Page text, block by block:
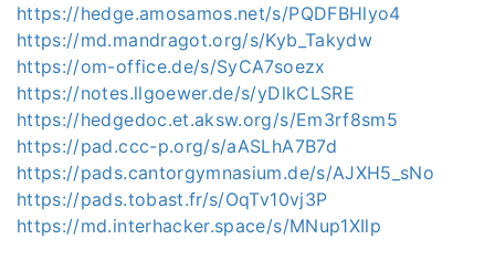
https://hedge.amosamos.net/s/PQDFBHlyo4
https://md.mandragot.org/s/Kyb_Takydw
https://om-office.de/s/SyCA7soezx
https://notes.llgoewer.de/s/yDlkCLSRE
https://hedgedoc.et.aksw.org/s/Em3rf8sm5
https://pad.ccc-p.org/s/aASLhA7B7d
https://pads.cantorgymnasium.de/s/AJXH5_sNo
https://pads.tobast.fr/s/OqTv10vj3P
https://md.interhacker.space/s/MNup1XIlp